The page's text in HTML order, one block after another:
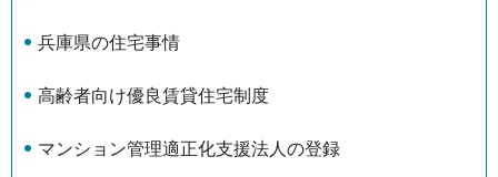
兵庫県の住宅事情
高齢者向け優良賃貸住宅制度
マンション管理適正化支援法人の登録